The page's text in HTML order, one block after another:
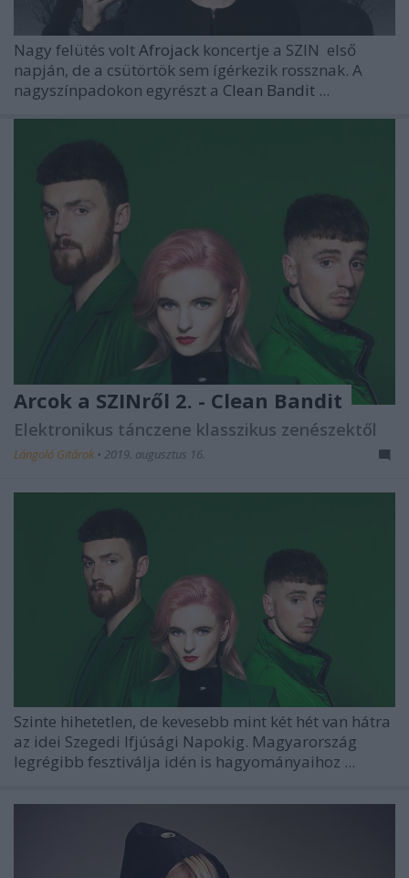
Nagy felütés voltAfrojack koncertje a SZIN első
napján, de a csütörtök sem ígérkezik rossznak. A
nagyszínpadokon egyrészt a Clean Bandit ...
Arcok a SZINről 2. - Clean Bandit
Elektronikus tánczene klasszikus zenészektől
Lángoló Gitárok • 2019. augusztus 16.
Szinte hihetetlen, de kevesebb mint két hét van hátra
az idei Szegedi Ifjúsági Napokig. Magyarország
legrégibb fesztiválja idén is hagyományaihoz ...